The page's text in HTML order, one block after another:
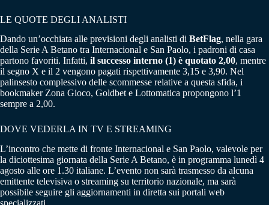
LE QUOTE DEGLI ANALISTI
Dando un’occhiata alle previsioni degli analisti di BetFlag, nella gara
della Serie A Betano tra Internacional e San Paolo, i padroni di casa
partono favoriti. Infatti, il successo interno (1) è quotato 2,00, mentre
il segno X e il 2 vengono pagati rispettivamente 3,15 e 3,90. Nel
palinsesto complessivo delle scommesse relative a questa sfida, i
bookmaker Zona Gioco, Goldbet e Lottomatica propongono l’1
sempre a 2,00.
DOVE VEDERLA IN TV E STREAMING
L’incontro che mette di fronte Internacional e San Paolo, valevole per
la diciottesima giornata della Serie A Betano, è in programma lunedì 4
agosto alle ore 1.30 italiane. L’evento non sarà trasmesso da alcuna
emittente televisiva o streaming su territorio nazionale, ma sarà
possibile seguire gli aggiornamenti in diretta sui portali web